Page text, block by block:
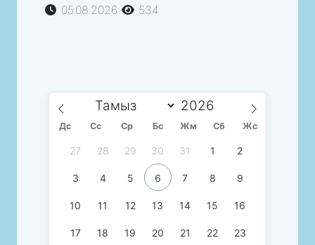
05.08.2026
534
Дс Сc Ср Бс Жм Сб Жс
27 28 29 30 31 1 2
3 4 5 6 7 8 9
10 11 12 13 14 15 16
17 18 19 20 21 22 23